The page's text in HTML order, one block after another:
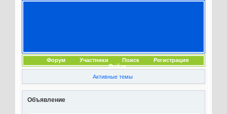
Форум Участники Поиск
Регистрация
Войти
Активные темы
Объявление